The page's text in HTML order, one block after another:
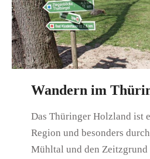
Wandern im
Das Thüringer Holzland ist
Region und besonders
Mühltal und den Zeitzgrund